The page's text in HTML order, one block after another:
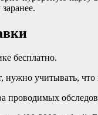
бесплатно.
нужно учитывать,
проводимых